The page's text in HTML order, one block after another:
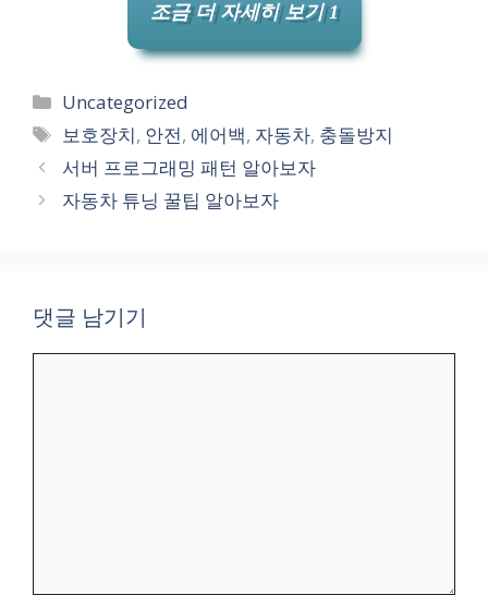
조금 더 자세히 보기 1
카
테
리
Uncategorized
태
그
보호장치, 안전, 에어백, 자동차, 충돌방지
서버 프로그래밍 패턴 알아보자
자동차 튜닝 꿀팁 알아보자
댓글 남기기